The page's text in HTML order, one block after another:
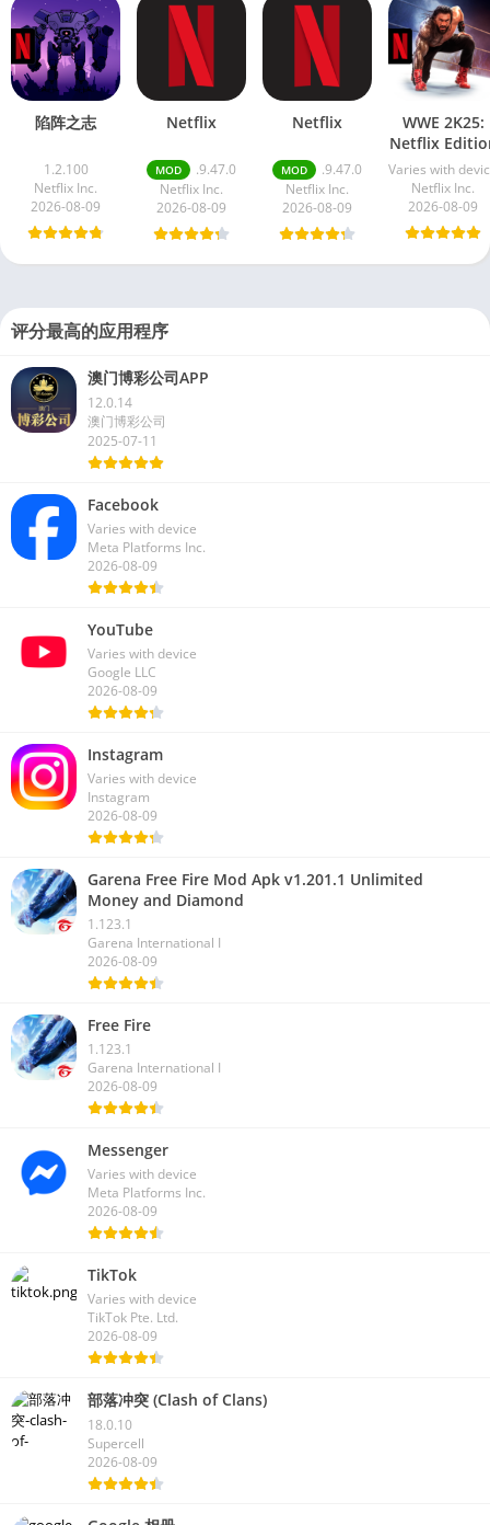
陷阵之志
1.2.100
Netflix Inc.
2026-08-09
Netflix
MOD
.9.47.0
Netflix Inc.
2026-08-09
Netflix
MOD
.9.47.0
Netflix Inc.
2026-08-09
WWE 2K25:
Netflix
Varies with
Netflix Inc.
2026-08-09
评分最高的应用程序
澳门博彩公司APP
12.0.14
澳门博彩公司
2025-07-11
Facebook
Varies with device
Meta Platforms Inc.
2026-08-09
YouTube
Varies with device
Google LLC
2026-08-09
Instagram
Varies with device
Instagram
2026-08-09
Garena Free Fire Mod Apk v1.201.1 Unlimited
Money and Diamond
1.123.1
Garena International I
2026-08-09
Free Fire
1.123.1
Garena International I
2026-08-09
Messenger
Varies with device
Meta Platforms Inc.
2026-08-09
TikTok
Varies with device
TikTok Pte. Ltd.
2026-08-09
部落冲突 (Clash of Clans)
18.0.10
Supercell
2026-08-09